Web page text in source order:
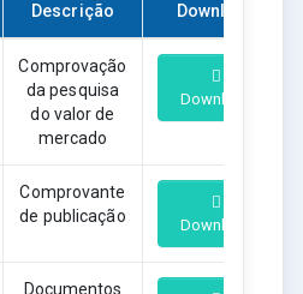
Descrição Download
Comprovação
da pesquisa
do valor de
mercado
Download
Comprovante
de publicação
Download
Documentos